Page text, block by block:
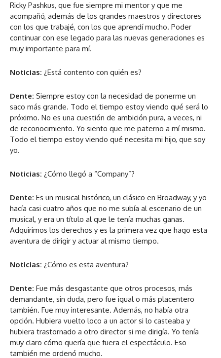
Ricky Pashkus, que fue siempre mi mentor y que me
acompañó, además de los grandes maestros y directores
con los que trabajé, con los que aprendí mucho. Poder
continuar con ese legado para las nuevas generaciones es
muy importante para mí.
Noticias: ¿Está contento con quién es?
Dente: Siempre estoy con la necesidad de ponerme un
saco más grande. Todo el tiempo estoy viendo qué será lo
próximo. No es una cuestión de ambición pura, a veces, ni
de reconocimiento. Yo siento que me paterno a mí mismo.
Todo el tiempo estoy viendo qué necesita mi hijo, que soy
yo.
Noticias: ¿Cómo llegó a “Company”?
Dente: Es un musical histórico, un clásico en Broadway, y yo
hacía casi cuatro años que no me subía al escenario de un
musical, y era un título al que le tenía muchas ganas.
Adquirimos los derechos y es la primera vez que hago esta
aventura de dirigir y actuar al mismo tiempo.
Noticias: ¿Cómo es esta aventura?
Dente: Fue más desgastante que otros procesos, más
demandante, sin duda, pero fue igual o más placentero
también. Fue muy interesante. Además, no había otra
opción. Hubiera vuelto loco a un actor si lo casteaba y
hubiera trastornado a otro director si me dirigía. Yo tenía
muy claro cómo quería que fuera el espectáculo. Eso
también me ordenó mucho.